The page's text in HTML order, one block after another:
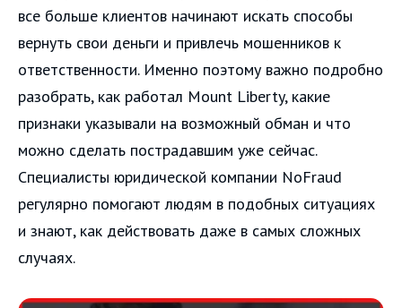
все больше клиентов начинают искать способы
вернуть свои деньги и привлечь мошенников к
ответственности. Именно поэтому важно подробно
разобрать, как работал Mount Liberty, какие
признаки указывали на возможный обман и что
можно сделать пострадавшим уже сейчас.
Специалисты юридической компании NoFraud
регулярно помогают людям в подобных ситуациях
и знают, как действовать даже в самых сложных
случаях.